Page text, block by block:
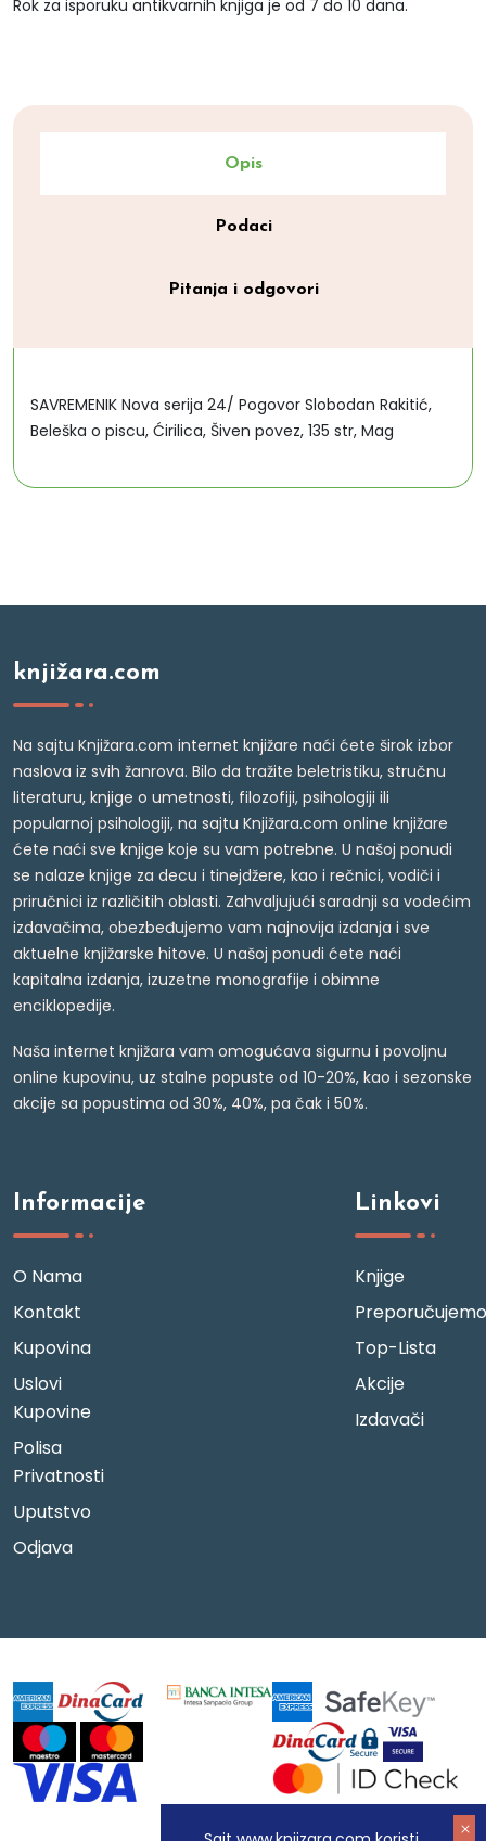
Rok za isporuku antikvarnih knjiga je od 7 do 10 dana.
Opis
Podaci
Pitanja i odgovori
SAVREMENIK Nova serija 24/ Pogovor Slobodan Rakitić,
Beleška o piscu, Ćirilica, Šiven povez, 135 str, Mag
knjižara.com
Na sajtu Knjižara.com internet knjižare naći ćete širok izbor
naslova iz svih žanrova. Bilo da tražite beletristiku, stručnu
literaturu, knjige o umetnosti, filozofiji, psihologiji ili
popularnoj psihologiji, na sajtu Knjižara.com online knjižare
ćete naći sve knjige koje su vam potrebne. U našoj ponudi
se nalaze knjige za decu i tinejdžere, kao i rečnici, vodiči i
priručnici iz različitih oblasti. Zahvaljujući saradnji sa vodećim
izdavačima, obezbeđujemo vam najnovija izdanja i sve
aktuelne knjižarske hitove. U našoj ponudi ćete naći
kapitalna izdanja, izuzetne monografije i obimne
enciklopedije.
Naša internet knjižara vam omogućava sigurnu i povoljnu
online kupovinu, uz stalne popuste od 10-20%, kao i sezonske
akcije sa popustima od 30%, 40%, pa čak i 50%.
Informacije
O Nama
Kontakt
Kupovina
Uslovi
Kupovine
Polisa
Privatnosti
Uputstvo
Odjava
Linkovi
Knjige
Preporučujemo
Top-Lista
Akcije
Izdavači